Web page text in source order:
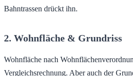
Bahntrassen drückt ihn.
2. Wohnfläche & Grundriss
Wohnfläche nach
Vergleichsrechnung. Aber auch der